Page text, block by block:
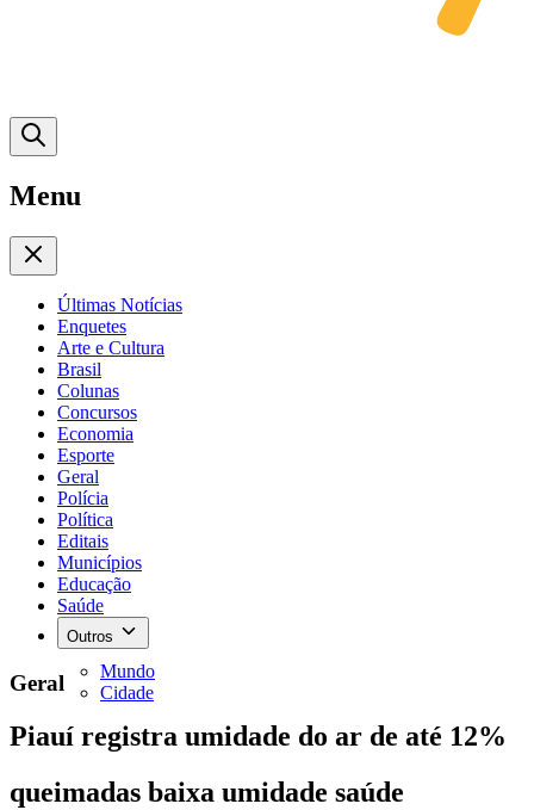
Menu
Últimas Notícias
Enquetes
Arte e Cultura
Brasil
Colunas
Concursos
Economia
Esporte
Geral
Polícia
Política
Editais
Municípios
Educação
Saúde
Outros
Mundo
Cidade
Geral
Piauí registra umidade do ar de até 12%
queimadas baixa umidade saúde